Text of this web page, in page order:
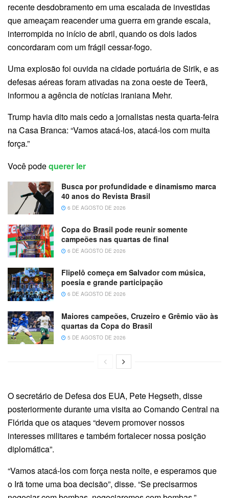
recente desdobramento em uma escalada de investidas
que ameaçam reacender uma guerra em grande escala,
interrompida no início de abril, quando os dois lados
concordaram com um frágil cessar-fogo.
Uma explosão foi ouvida na cidade portuária de Sirik, e as
defesas aéreas foram ativadas na zona oeste de Teerã,
informou a agência de notícias iraniana Mehr.
Trump havia dito mais cedo a jornalistas nesta quarta-feira
na Casa Branca: “Vamos atacá-los, atacá-los com muita
força.”
Você podequerer ler
Busca por profundidade e dinamismo marca
40 anos do Revista Brasil
6 DE AGOSTO DE 2026
Copa do Brasil pode reunir somente
campeões nas quartas de final
6 DE AGOSTO DE 2026
Flipelô começa em Salvador com música,
poesia e grande participação
6 DE AGOSTO DE 2026
Maiores campeões, Cruzeiro e Grêmio vão às
quartas da Copa do Brasil
5 DE AGOSTO DE 2026
O secretário de Defesa dos EUA, Pete Hegseth, disse
posteriormente durante uma visita ao Comando Central na
Flórida que os ataques “devem promover nossos
interesses militares e também fortalecer nossa posição
diplomática”.
“Vamos atacá-los com força nesta noite, e esperamos que
o Irã tome uma boa decisão”, disse. “Se precisarmos